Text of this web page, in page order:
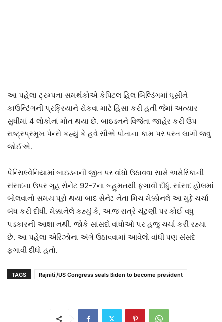
આ પહેલા ટ્રમ્પના સમર્થકોએ કેપિટલ હિલ બિલ્ડિંગમાં ઘૂસીને
કાઉન્ટિંગની પ્રક્રિયાને રોકવા માટે હિંસા કરી હતી જેમાં અત્યાર
સુધીમાં 4 લોકોનાં મોત થયા છે. બાઇડનને વિજેતા જાહેર કરી ઉપ
રાષ્ટ્રપ્રમુખ પેન્સે કહ્યું કે હવે સૌએ પોતાના કામ પર પરત લાગી જવું
જોઈએ.
પેન્સિલ્વેનિયામાં બાઇડનની જીત પર વાંધો ઉઠાવવા સામે અમેરિકાની
સંસદના ઉપર ગૃહ સેનેટ 92-7ના બહુમતથી ફગાવી દીધું. સાંસદ હોલમાં
બોલવાનો સમય પૂરો થયા બાદ સેનેટ નેતા મિચ મેક્કોનલે આ મુદ્દે ચર્ચા
બંધ કરી દીધી. મેક્કાનેલે કહ્યું કે, આજ રાત્રે ચૂંટણી પર કોઈ વધુ
પડકારની આશા નથી. જોકે સાંસદો વાંધોઓ પર હજુ ચર્ચા કરી રહ્યા
છે. આ પહેલા એરિઝોના અંગે ઉઠાવવામાં આવેલો વાંધી પણ સંસદે
ફગાવી દીધો હતો.
TAGS Rajniti /US Congress seals Biden to become president